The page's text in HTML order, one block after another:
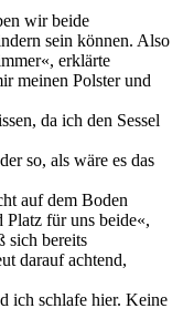
wir beide
sein können. Also
erklärte
meinen Polster und
da ich den Sessel
so, als wäre es das
auf dem Boden
Platz für uns beide«,
sich bereits
darauf achtend,
ich schlafe hier. Keine